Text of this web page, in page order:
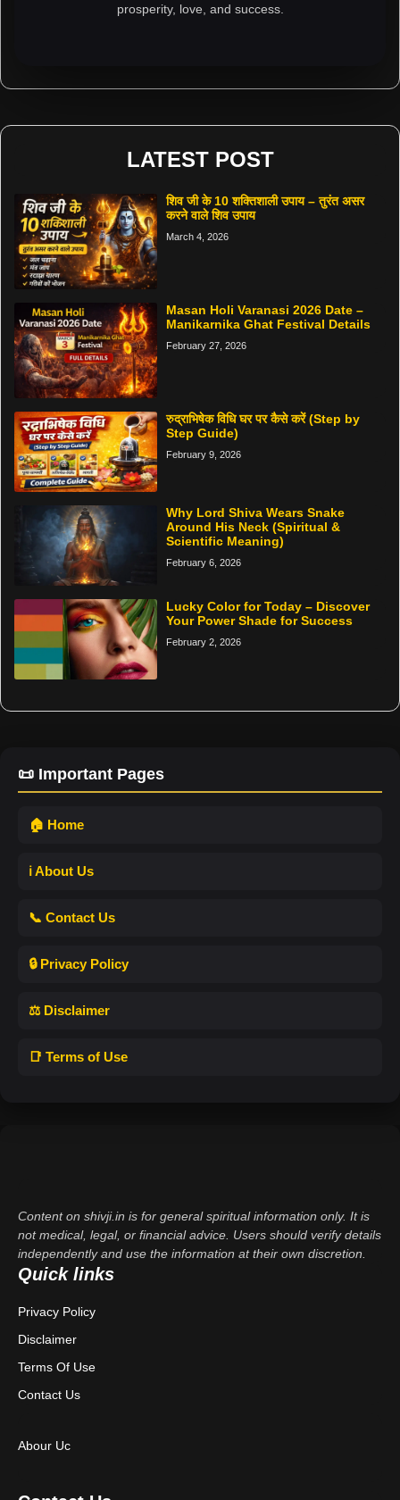
prosperity, love, and success.
LATEST POST
शिव जी के 10 शक्तिशाली उपाय – तुरंत असर
करने वाले शिव उपाय
March 4, 2026
Masan Holi Varanasi 2026 Date –
Manikarnika Ghat Festival Details
February 27, 2026
रुद्राभिषेक विधि घर पर कैसे करें (Step by
Step Guide)
February 9, 2026
Why Lord Shiva Wears Snake
Around His Neck (Spiritual &
Scientific Meaning)
February 6, 2026
Lucky Color for Today – Discover
Your Power Shade for Success
February 2, 2026
📜 Important Pages
🏠 Home
ℹ️ About Us
📞 Contact Us
🔒 Privacy Policy
⚖️ Disclaimer
📑 Terms of Use
Content on shivji.in is for general spiritual information only. It is
not medical, legal, or financial advice. Users should verify details
independently and use the information at their own discretion.
Quick links
Privacy Policy
Disclaimer
Terms Of Use
Contact Us
Abour Uc